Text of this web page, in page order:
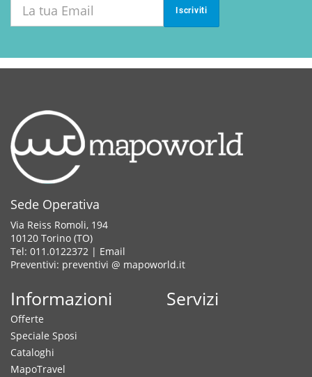
Iscriviti
Sede Operativa
Via Reiss Romoli, 194
10120 Torino (TO)
Tel: 011.0122372 | Email
Preventivi: preventivi @ mapoworld.it
Informazioni
Offerte
Speciale Sposi
Cataloghi
MapoTravel
Servizi